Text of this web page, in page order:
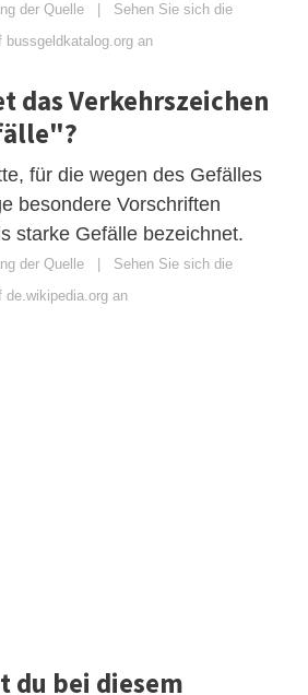
der Quelle
Sehen Sie sich die
bussgeldkatalog.org an
das Verkehrszeichen
für die wegen des Gefälles
besondere Vorschriften
starke Gefälle bezeichnet.
der Quelle
Sehen Sie sich die
de.wikipedia.org an
du bei diesem